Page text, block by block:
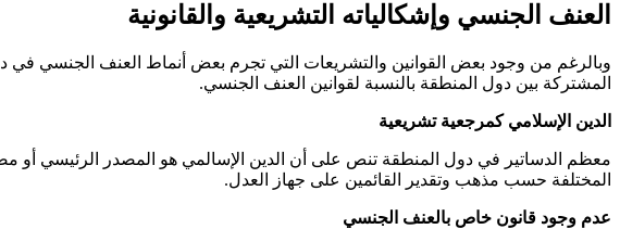
العنف الجنسي وإشكالياته التشريعية والقانونية
وبالرغم من وجود بعض القوانين والتشريعات التي تجرم بعض أنماط العنف الجنسي في
المشتركة بين دول المنطقة بالنسبة لقوانين العنف الجنسي.
الدين الإسلامي كمرجعية تشريعية
معظم الدساتير في دول المنطقة تنص على أن الدين الإسالمي هو المصدر الرئيسي أو
المختلفة حسب مذهب وتقدير القائمين على جهاز العدل.
عدم وجود قانون خاص بالعنف الجنسي